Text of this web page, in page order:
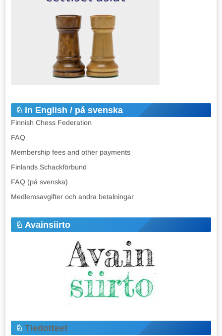
in English / på svenska
Finnish Chess Federation
FAQ
Membership fees and other payments
Finlands Schackförbund
FAQ (på svenska)
Medlemsavgifter och andra betalningar
Avainsiirto
Tiedotteet